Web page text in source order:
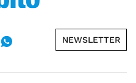
NEWSLETTER